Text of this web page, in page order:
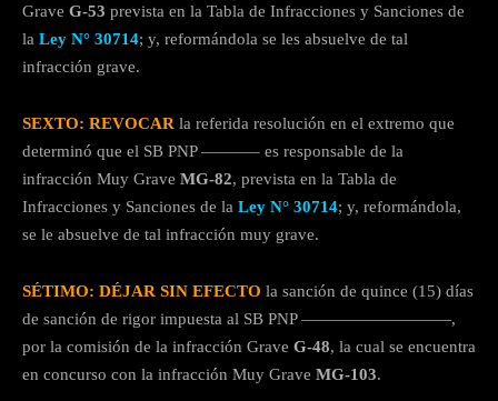
Grave G-53 prevista en la Tabla de Infracciones y Sanciones de
la Ley N° 30714; y, reformándola se les absuelve de tal
infracción grave.
SEXTO: REVOCAR la referida resolución en el extremo que
determinó que el SB PNP ———– es responsable de la
infracción Muy Grave MG-82, prevista en la Tabla de
Infracciones y Sanciones de la Ley N° 30714; y, reformándola,
se le absuelve de tal infracción muy grave.
SÉTIMO: DÉJAR SIN EFECTO la sanción de quince (15) días
de sanción de rigor impuesta al SB PNP —————————,
por la comisión de la infracción Grave G-48, la cual se encuentra
en concurso con la infracción Muy Grave MG-103.